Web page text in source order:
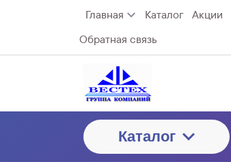
Главная Каталог Акции
Обратная связь
Каталог